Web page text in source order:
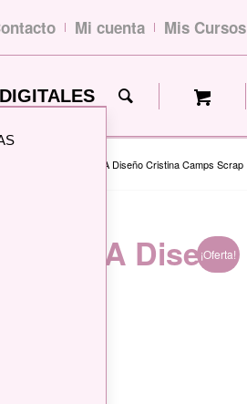
Mi cuenta Mis Cursos
Casa Japonesa-KORA Diseño Cristina Camps Scrap
¡Oferta!
KORA Diseño